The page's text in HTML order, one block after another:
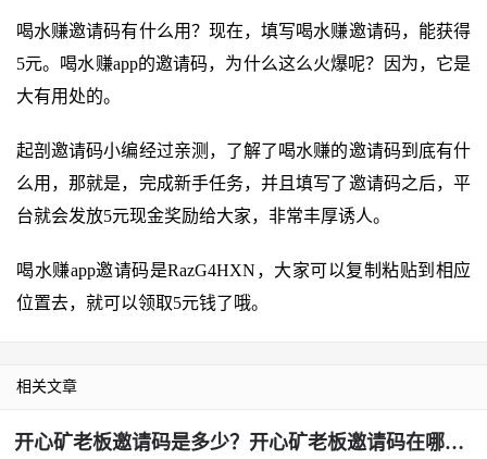
喝水赚邀请码有什么用？现在，填写喝水赚邀请码，能获得
5元。喝水赚app的邀请码，为什么这么火爆呢？因为，它是
大有用处的。
起剖邀请码小编经过亲测，了解了喝水赚的邀请码到底有什
么用，那就是，完成新手任务，并且填写了邀请码之后，平
台就会发放5元现金奖励给大家，非常丰厚诱人。
喝水赚app邀请码是RazG4HXN，大家可以复制粘贴到相应
位置去，就可以领取5元钱了哦。
相关文章
开心矿老板邀请码是多少？开心矿老板邀请码在哪里填写？